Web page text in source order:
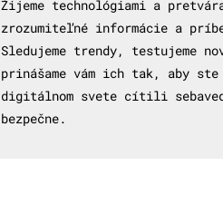
Žijeme technológiami a
zrozumiteľné informácie a
Sledujeme trendy, testujeme
prinášame vám ich tak, aby
digitálnom svete cítili
bezpečne.